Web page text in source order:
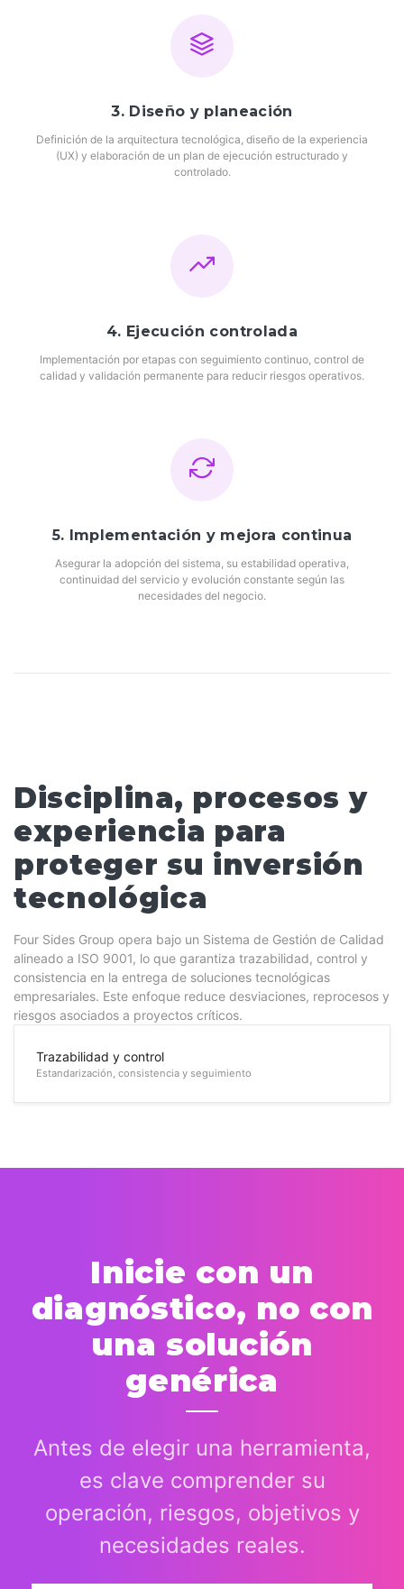
3. Diseño y planeación
Definición de la arquitectura tecnológica, diseño de la experiencia
(UX) y elaboración de un plan de ejecución estructurado y
controlado.
4. Ejecución controlada
Implementación por etapas con seguimiento continuo, control de
calidad y validación permanente para reducir riesgos operativos.
5. Implementación y mejora continua
Asegurar la adopción del sistema, su estabilidad operativa,
continuidad del servicio y evolución constante según las
necesidades del negocio.
Disciplina, procesos y
experiencia para
proteger su inversión
tecnológica
Four Sides Group opera bajo un Sistema de Gestión de Calidad
alineado a ISO 9001, lo que garantiza trazabilidad, control y
consistencia en la entrega de soluciones tecnológicas
empresariales. Este enfoque reduce desviaciones, reprocesos y
riesgos asociados a proyectos críticos.
Trazabilidad y control
Estandarización, consistencia y seguimiento
Inicie con un
diagnóstico, no con
una solución
genérica
Antes de elegir una herramienta,
es clave comprender su
operación, riesgos, objetivos y
necesidades reales.